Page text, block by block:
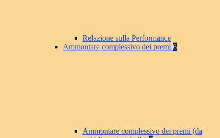
Relazione sulla Performance
Ammontare complessivo dei premi 6
Ammontare complessivo dei premi (da